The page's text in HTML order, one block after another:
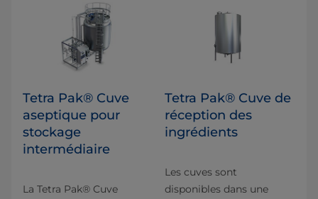
Tetra Pak® Cuve
aseptique pour
stockage
intermédiaire
La Tetra Pak® Cuve
Tetra Pak® Cuve de
réception des
ingrédients
Les cuves sont
disponibles dans une